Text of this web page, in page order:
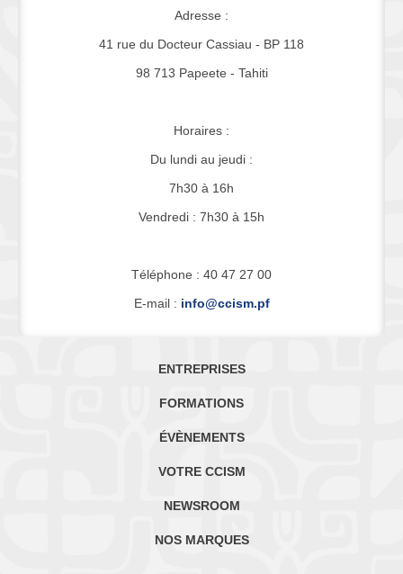
Adresse :
41 rue du Docteur Cassiau - BP 118
98 713 Papeete - Tahiti
Horaires :
Du lundi au jeudi :
7h30 à 16h
Vendredi : 7h30 à 15h
Téléphone : 40 47 27 00
E-mail : info@ccism.pf
ENTREPRISES
FORMATIONS
ÉVÈNEMENTS
VOTRE CCISM
NEWSROOM
NOS MARQUES